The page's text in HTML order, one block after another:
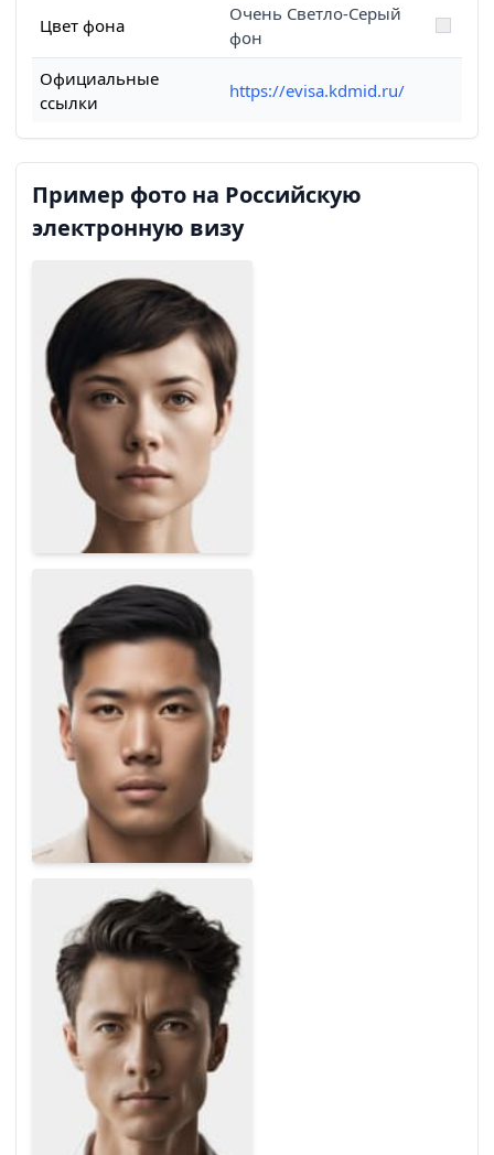
Цвет фона
Очень Светло-Серый
фон
Официальные
ссылки
https://evisa.kdmid.ru/
Пример фото на Российскую
электронную визу